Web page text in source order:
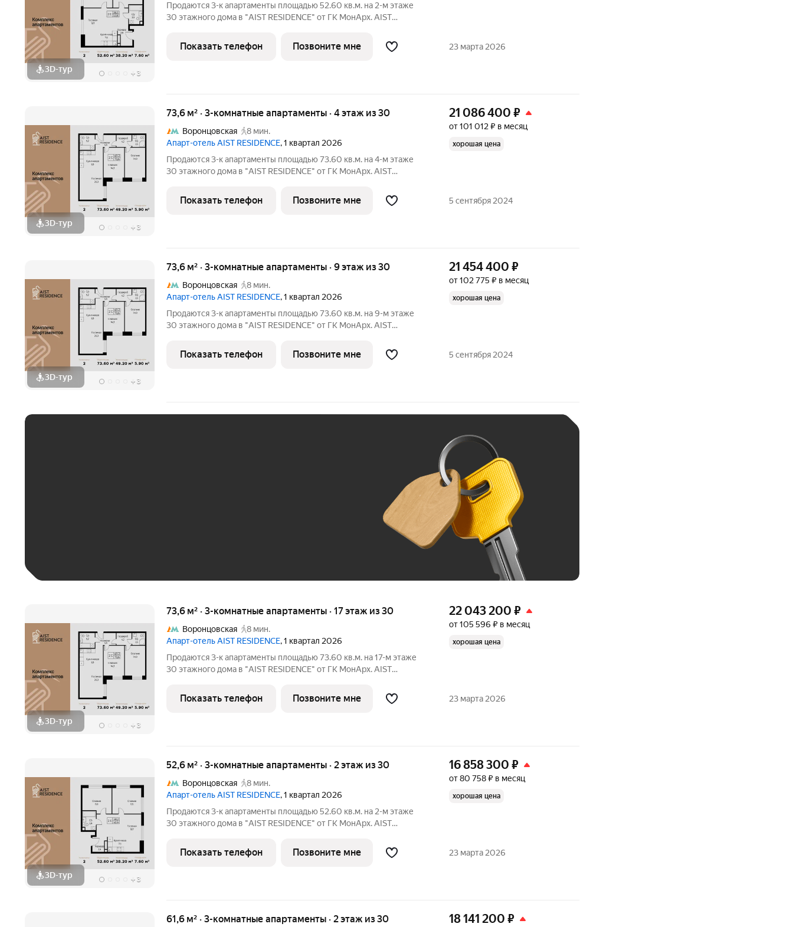
3D-тур + 3
Продаются 3-к апартаменты площадью 52.60 кв.м. на 2-м этаже
30 этажного дома в "AIST RESIDENCE" от ГК МонАрх. AIST
гармонии между динамичной городской жизнью и отдыхом на
природе.
Показать телефон Позвоните мне 23 марта 2026
3D-тур + 3
73,6 м² · 3-комнатные апартаменты · 4 этаж из 30
Воронцовская
8 мин.
Апарт-отель AIST RESIDENCE, 1 квартал 2026
Продаются 3-к апартаменты площадью 73.60 кв.м. на 4-м этаже
30 этажного дома в "AIST RESIDENCE" от ГК МонАрх. AIST
гармонии между динамичной городской жизнью и отдыхом на
природе.
21 086 400 ₽
от 101 012 ₽ в месяц
хорошая цена
Показать телефон Позвоните мне 5 сентября 2024
3D-тур + 3
73,6 м² · 3-комнатные апартаменты · 9 этаж из 30
Воронцовская
8 мин.
Апарт-отель AIST RESIDENCE, 1 квартал 2026
Продаются 3-к апартаменты площадью 73.60 кв.м. на 9-м этаже
30 этажного дома в "AIST RESIDENCE" от ГК МонАрх. AIST
гармонии между динамичной городской жизнью и отдыхом на
природе.
21 454 400 ₽
от 102 775 ₽ в месяц
хорошая цена
Показать телефон Позвоните мне 5 сентября 2024
3D-тур + 3
73,6 м² · 3-комнатные апартаменты · 17 этаж из 30
Воронцовская
8 мин.
Апарт-отель AIST RESIDENCE, 1 квартал 2026
Продаются 3-к апартаменты площадью 73.60 кв.м. на 17-м этаже
30 этажного дома в "AIST RESIDENCE" от ГК МонАрх. AIST
гармонии между динамичной городской жизнью и отдыхом на
природе.
22 043 200 ₽
от 105 596 ₽ в месяц
хорошая цена
Показать телефон Позвоните мне 23 марта 2026
3D-тур + 3
52,6 м² · 3-комнатные апартаменты · 2 этаж из 30
Воронцовская
8 мин.
Апарт-отель AIST RESIDENCE, 1 квартал 2026
Продаются 3-к апартаменты площадью 52.60 кв.м. на 2-м этаже
30 этажного дома в "AIST RESIDENCE" от ГК МонАрх. AIST
гармонии между динамичной городской жизнью и отдыхом на
природе.
16 858 300 ₽
от 80 758 ₽ в месяц
хорошая цена
Показать телефон Позвоните мне 23 марта 2026
61,6 м² · 3-комнатные апартаменты · 2 этаж из 30 18 141 200 ₽